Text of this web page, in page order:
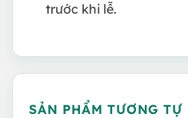
trước khi lễ.
SẢN PHẨM TƯƠNG TỰ